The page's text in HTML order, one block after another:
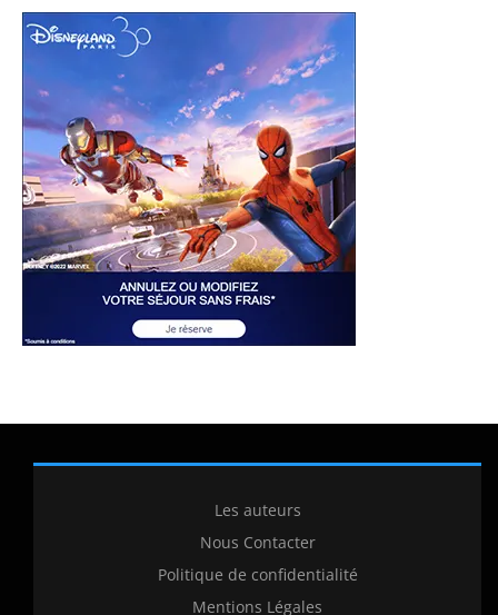
Les auteurs
Nous Contacter
Politique de confidentialité
Mentions Légales